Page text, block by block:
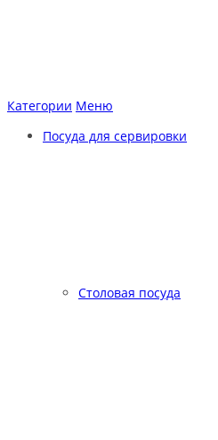
Категории Меню
Посуда для сервировки
Столовая посуда